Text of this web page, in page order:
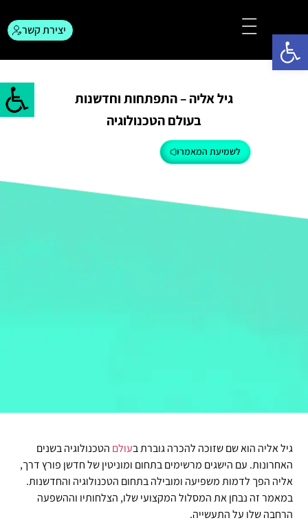
יצירת קשר
גיל אליה – התפתחות וחדשנות
בעולם הטכנולוגיה
לשמיעת המאמר
גיל אליה הוא שם שזוכה להכרה גוברת בעולם הטכנולוגיה בשנים
האחרונות. עם הישגים מרשימים בתחום ומוניטין של חדשן פורץ דרך,
אליה הפך לדמות משפיעה ומובילה בתחום הטכנולוגיה והחדשנות.
במאמר זה נבחן את המסלול המקצועי שלו, הצלחותיו וההשפעה
הרחבה שלו על התעשייה.
פתח סרגל נגישות